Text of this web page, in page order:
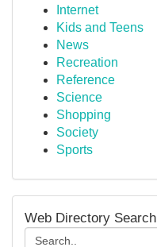
Internet
Kids and Teens
News
Recreation
Reference
Science
Shopping
Society
Sports
Web Directory Search